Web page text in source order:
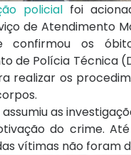
policial foi
de Atendimento
confirmou os
de Polícia Técnica
realizar os
assumiu as
do crime.
vítimas não foram